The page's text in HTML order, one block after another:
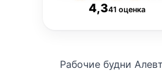
4,341 оценка
Рабочие будни